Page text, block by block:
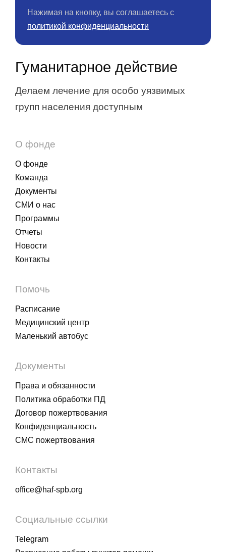
Нажимая на кнопку, вы соглашаетесь с
политикой конфиденциальности
Гуманитарное действие
Делаем лечение для особо уязвимых
групп населения доступным
О фонде
О фонде
Команда
Документы
СМИ о нас
Программы
Отчеты
Новости
Контакты
Помочь
Расписание
Медицинский центр
Маленький автобус
Документы
Права и обязанности
Политика обработки ПД
Договор пожертвования
Конфиденциальность
СМС пожертвования
Контакты
office@haf-spb.org
Социальные ссылки
Telegram